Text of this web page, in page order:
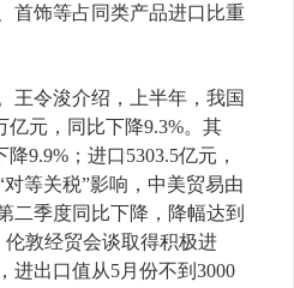
首饰等占同类产品进口比重
令浚介绍，上半年，我国
亿元，同比下降9.3%。其
降9.9% ；进口5303.5亿元，
对等关税”影响，中美贸易由
二季度同比下降，降幅达到
伦敦经贸会谈取得积极进
进出口值从5月份不到3000